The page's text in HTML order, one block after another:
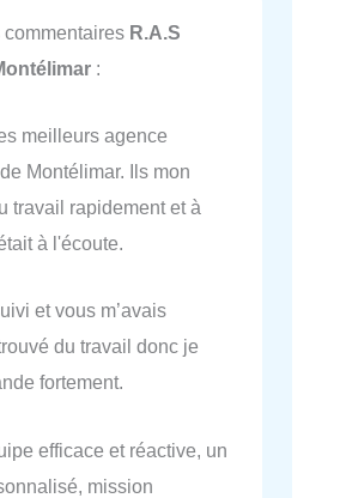
commentaires R.A.S
:
meilleurs agence
Montélimar. Ils mon
travail rapidement et à
à l'écoute.
et vous m’avais
du travail donc je
fortement.
efficace et réactive, un
mission